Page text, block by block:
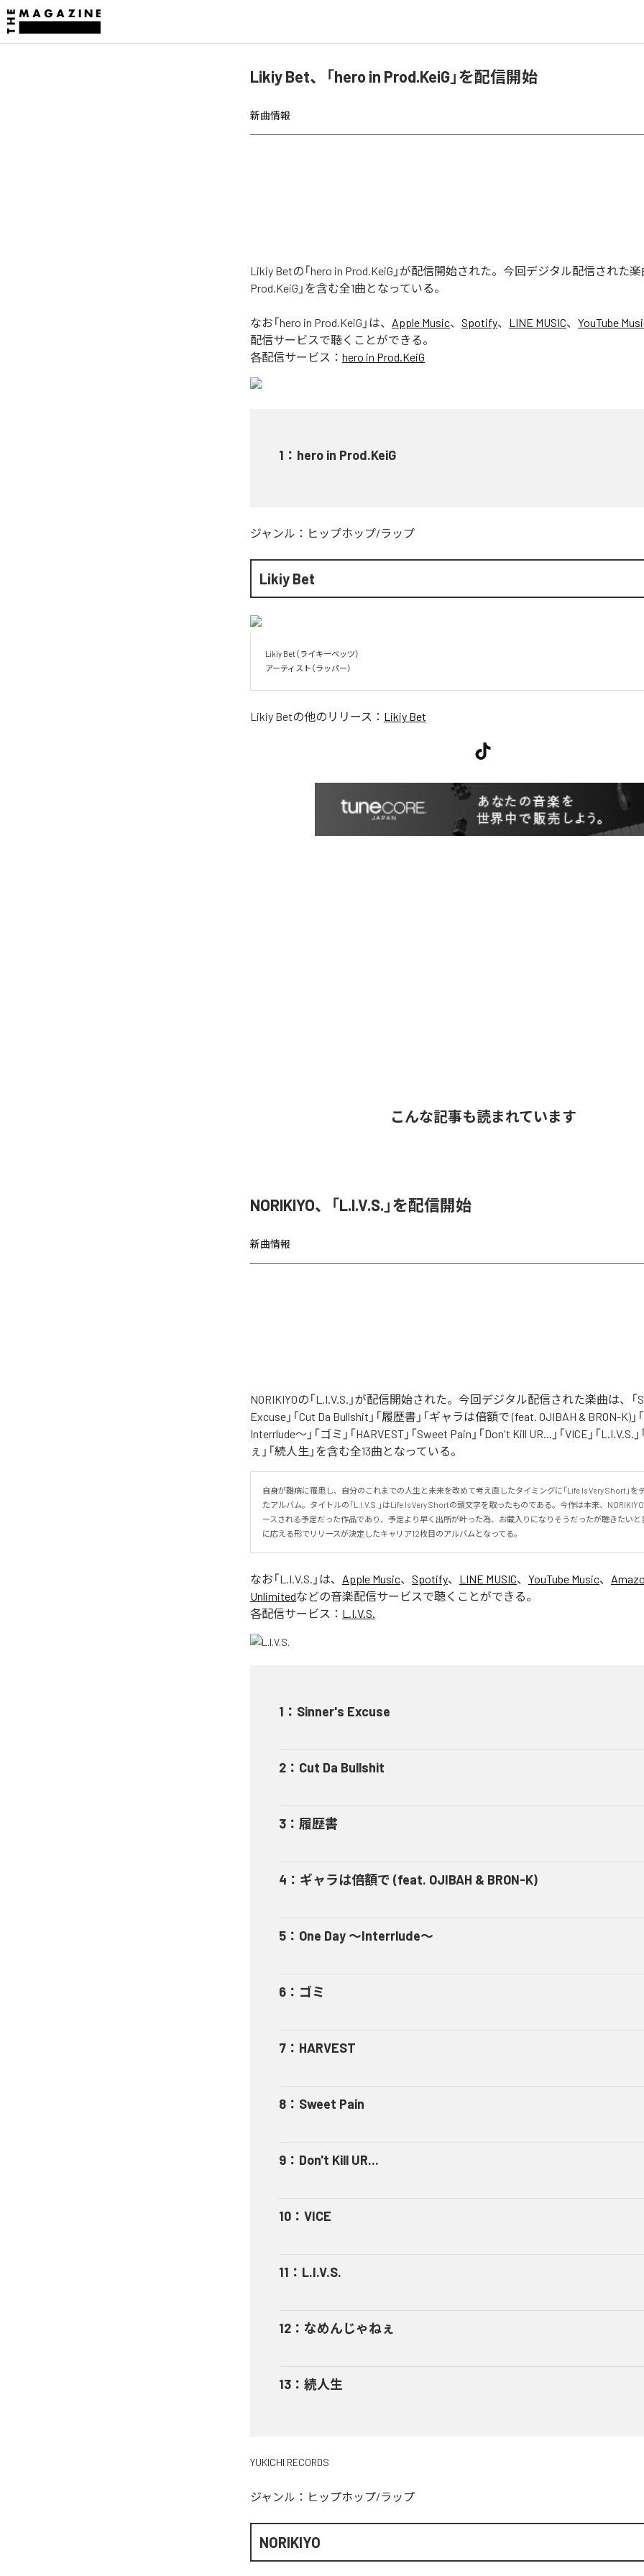
Likiy Bet、「hero in Prod.KeiG」を配信開始
新曲情報
Likiy Betの「hero in Prod.KeiG」が配信開始された。今回デジタル配信された楽
Prod.KeiG」を含む全1曲となっている。
なお「hero in Prod.KeiG 」は、 Apple Music、 Spotify、 LINE MUSIC、 YouTube
配信サービスで聴くことができる。
各配信サービス： hero in Prod.KeiG
1 ： hero in Prod.KeiG
ジャンル： ヒップホップ/ラップ
Likiy Bet
Likiy Bet（ライキーベッツ）
アーティスト（ラッパー）
Likiy Betの他のリリース： Likiy Bet
こんな記事も読まれています
NORIKIYO、「L.I.V.S.」を配信開始
新曲情報
NORIKIYOの「L.I.V.S.」が配信開始された。今回デジタル配信された楽曲は、「
Excuse」「Cut Da Bullshit」「履歴書」「ギャラは倍額で (feat. OJIBAH & BRON-K)」
Interrlude～」「ゴミ」「HARVEST」「Sweet Pain」「Don't Kill UR...」「VICE」「L.I.V.S.
ぇ」「続人生」を含む全13曲となっている。
自身が難病に罹患し、自分のこれまでの人生と未来を改めて考え直したタイミングに「Life Is Very Short」を
たアルバム。タイトルの「L.I.V.S.」はLife Is Very Shortの頭文字を取ったものである。今作は本来、
ースされる予定だった作品であり、予定より早く出所が叶った為、お蔵入りになりそうだったが聴きたいと
に応える形でリリースが決定したキャリア12枚目のアルバムとなってる。
なお「L.I.V.S. 」は、 Apple Music、 Spotify、 LINE MUSIC、 YouTube Music、
Unlimitedなどの音楽配信サービスで聴くことができる。
各配信サービス： L.I.V.S.
1 ： Sinner's Excuse
2 ： Cut Da Bullshit
3 ： 履歴書
4 ： ギャラは倍額で (feat. OJIBAH & BRON-K)
5 ： One Day ～Interrlude～
6 ： ゴミ
7 ： HARVEST
8 ： Sweet Pain
9 ： Don't Kill UR...
10 ： VICE
11 ： L.I.V.S.
12 ： なめんじゃねぇ
13 ： 続人生
YUKICHI RECORDS
ジャンル： ヒップホップ/ラップ
NORIKIYO